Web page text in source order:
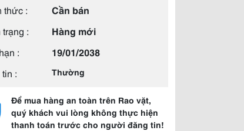
thức :
Cần bán
:
Hàng mới
:
19/01/2038
:
Thường
Để mua hàng an toàn trên Rao vặt,
quý khách vui lòng không thực hiện
thanh toán trước cho người đăng tin!